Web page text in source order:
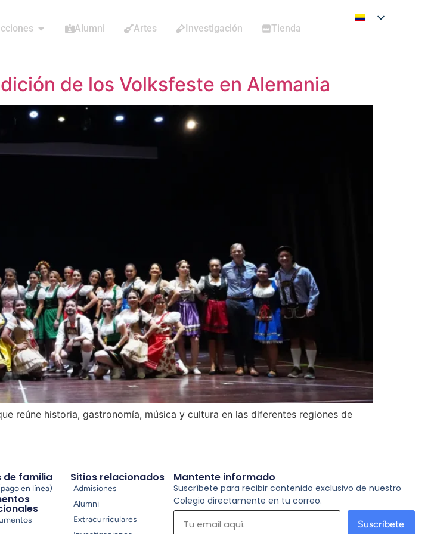
Alumni Artes Investigación Tienda
de los Volksfeste en Alemania
reúne historia, gastronomía, música y cultura en las diferentes regiones de
de familia
en línea)
Sitios relacionados
Admisiones
Alumni
Extracurriculares
Mantente informado
Suscríbete para recibir contenido exclusivo de nuestro
Colegio directamente en tu correo.
Suscríbete